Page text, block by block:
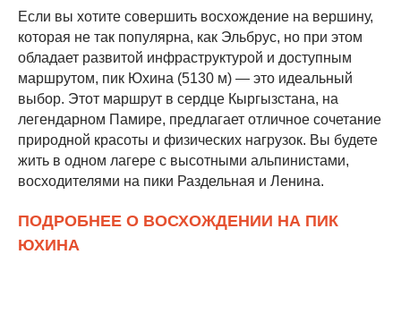
Если вы хотите совершить восхождение на вершину,
которая не так популярна, как Эльбрус, но при этом
обладает развитой инфраструктурой и доступным
маршрутом, пик Юхина (5130 м) — это идеальный
выбор. Этот маршрут в сердце Кыргызстана, на
легендарном Памире, предлагает отличное сочетание
природной красоты и физических нагрузок. Вы будете
жить в одном лагере с высотными альпинистами,
восходителями на пики Раздельная и Ленина.
ПОДРОБНЕЕ О ВОСХОЖДЕНИИ НА ПИК
ЮХИНА